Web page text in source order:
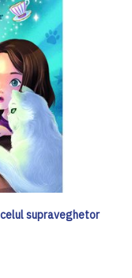
supraveghetor